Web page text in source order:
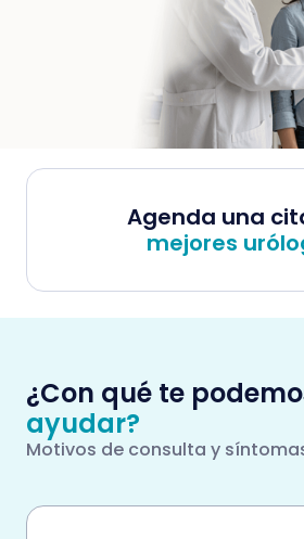
Agenda una
mejores
¿Con qué te
ayudar?
Motivos de consulta y